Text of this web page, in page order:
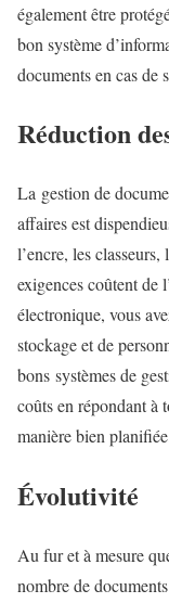
également être
bon système
documents en cas de
Réduction
La gestion de
affaires est
l’encre, les classeurs,
exigences coûtent de
électronique, vous
stockage et de
bons systèmes de
coûts en répondant à
manière bien
Évolutivité
Au fur et à mesure
nombre de